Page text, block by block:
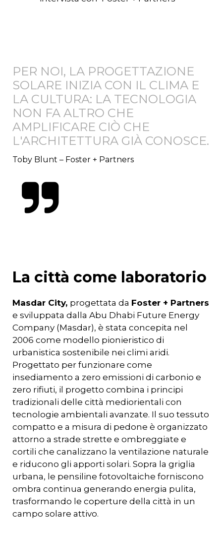
PER NOI, LA PROGETTAZIONE
SOLARE INIZIA CON IL CLIMA E
LA CULTURA: LA TECNOLOGIA
NON FA ALTRO CHE
AMPLIFICARE CIÒ CHE
L'ARCHITETTURA GIÀ CONOSCE.
Toby Blunt – Foster + Partners
La città come laboratorio
Masdar City, progettata da Foster + Partners
e sviluppata dalla Abu Dhabi Future Energy
Company (Masdar), è stata concepita nel
2006 come modello pionieristico di
urbanistica sostenibile nei climi aridi.
Progettato per funzionare come
insediamento a zero emissioni di carbonio e
zero rifiuti, il progetto combina i principi
tradizionali delle città mediorientali con
tecnologie ambientali avanzate. Il suo tessuto
compatto e a misura di pedone è organizzato
attorno a strade strette e ombreggiate e
cortili che canalizzano la ventilazione naturale
e riducono gli apporti solari. Sopra la griglia
urbana, le pensiline fotovoltaiche forniscono
ombra continua generando energia pulita,
trasformando le coperture della città in un
campo solare attivo.